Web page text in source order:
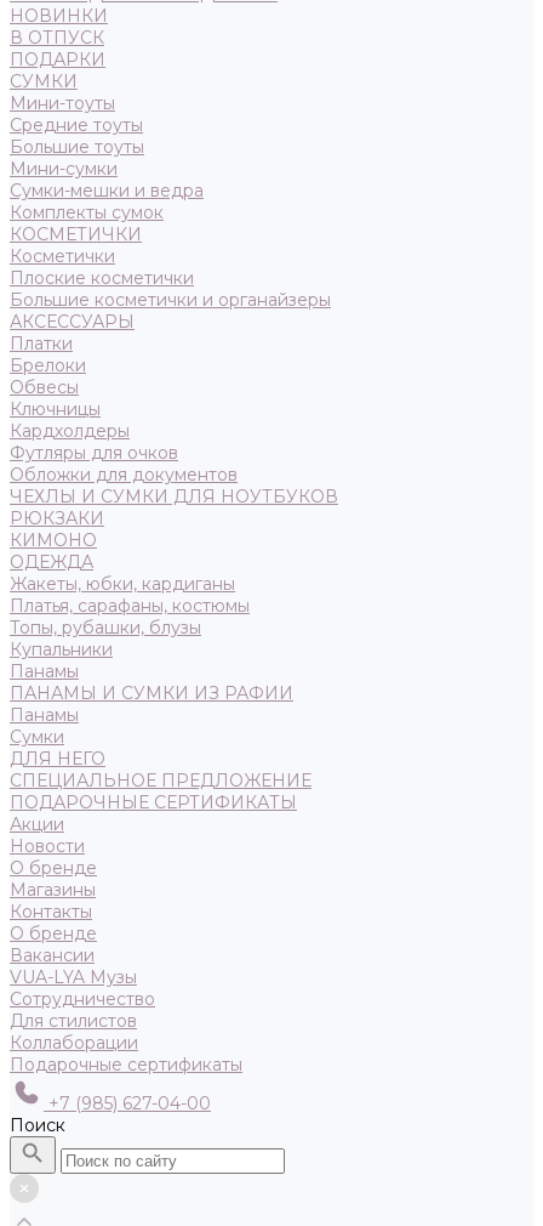
НОВИНКИ
В ОТПУСК
ПОДАРКИ
СУМКИ
Мини-тоуты
Средние тоуты
Большие тоуты
Мини-сумки
Сумки-мешки и ведра
Комплекты сумок
КОСМЕТИЧКИ
Косметички
Плоские косметички
Большие косметички и органайзеры
АКСЕССУАРЫ
Платки
Брелоки
Обвесы
Ключницы
Кардхолдеры
Футляры для очков
Обложки для документов
ЧЕХЛЫ И СУМКИ ДЛЯ НОУТБУКОВ
РЮКЗАКИ
КИМОНО
ОДЕЖДА
Жакеты, юбки, кардиганы
Платья, сарафаны, костюмы
Топы, рубашки, блузы
Купальники
Панамы
ПАНАМЫ И СУМКИ ИЗ РАФИИ
Панамы
Сумки
ДЛЯ НЕГО
СПЕЦИАЛЬНОЕ ПРЕДЛОЖЕНИЕ
ПОДАРОЧНЫЕ СЕРТИФИКАТЫ
Акции
Новости
О бренде
Магазины
Контакты
О бренде
Вакансии
VUA-LYA Музы
Сотрудничество
Для стилистов
Коллаборации
Подарочные сертификаты
+7 (985) 627-04-00
Поиск